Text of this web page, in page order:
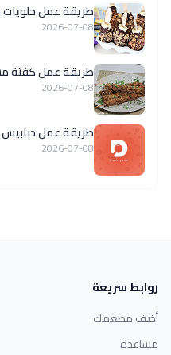
طريقة عمل حلويات
2026-07-08
طريقة عمل كفتة
2026-07-08
طريقة عمل دبابيس
2026-07-08
روابط سريعة
أضف مطعمك
مساعدة